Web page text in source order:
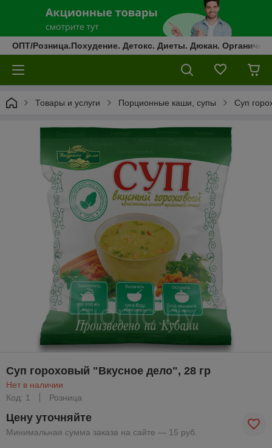
ОПТ/Розница.Похудение. Детокс. Диеты. Дюкан.
Товары и услуги Порционные каши, супы Суп
Суп гороховый "Вкусное дело", 28 гр
Нет в наличии
Код: 1
Розница
Цену уточняйте
Минимальная сумма заказа на сайте — 15 руб.